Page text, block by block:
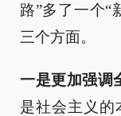
路”多了一个“
三个方面。
一是更加强调
是社会主义的